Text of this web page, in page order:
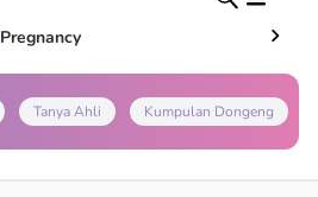
Pregnancy
Tanya Ahli Kumpulan Dongeng